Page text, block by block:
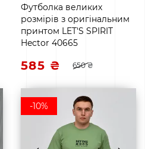
Футболка великих
розмірів з оригінальним
принтом LET'S SPIRIT
Hector 40665
585 ₴ 650 ₴
-10%